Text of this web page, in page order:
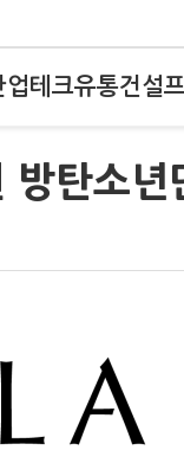
업테크유통건설
탄소년